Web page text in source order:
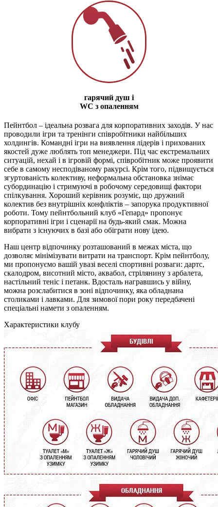
гарячий душ і
WC з опаленням
Пейнтбол – ідеальна розвага для корпоративних заходів. У нас
проводили ігри та тренінги співробітники найбільших
холдингів. Командні ігри на виявлення лідерів і прихованих
якостей дуже люблять топ менеджери. Під час екстремальних
ситуацій, нехай і в ігровій формі, співробітник може проявити
себе в самому несподіваному ракурсі. Крім того, підвищується
згуртованість колективу, неформальна обстановка знімає
субординацію і стримуючі в робочому середовищі фактори
спілкування. Хороший керівник розуміє, що дружний
колектив без внутрішніх конфліктів – запорука продуктивної
роботи. Тому пейнтбольний клуб «Гепард» пропонує
корпоративні ігри і сценарії на будь-який смак. Можна
вибрати з існуючих в базі або обіграти нову ідею.
Наш центр відпочинку розташований в межах міста, що
дозволяє мінімізувати витрати на транспорт. Крім пейнтболу,
ми пропонуємо вашій увазі веселі спортивні розваги: дартс,
скалодром, висотний місто, аквабол, стрілянину з арбалета,
настільний теніс і петанк. Вдосталь награвшись у війну,
можна розслабитися в зоні відпочинку, яка обладнана
столиками і лавками. Для зимової пори року передбачені
спеціальні намети з опаленням.
Характеристики клубу